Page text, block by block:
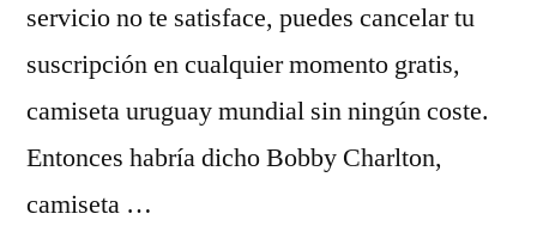
servicio no te satisface, puedes cancelar tu
suscripción en cualquier momento gratis,
camiseta uruguay mundial sin ningún coste.
Entonces habría dicho Bobby Charlton,
camiseta …